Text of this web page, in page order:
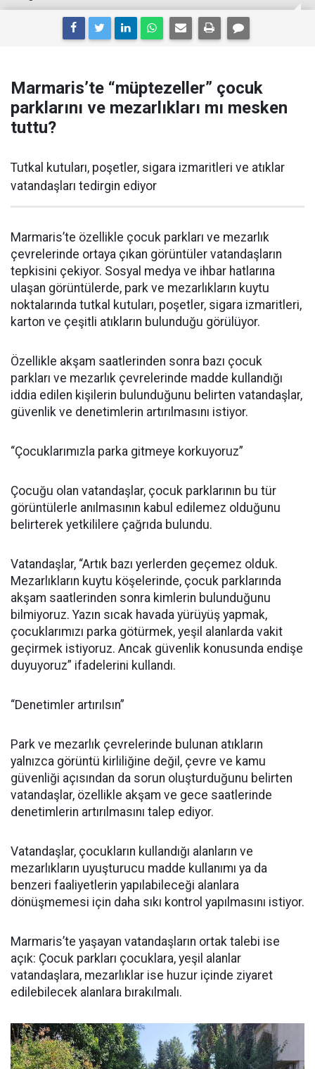
Marmaris’te “müptezeller” çocuk
parklarını ve mezarlıkları mı mesken
tuttu?
Tutkal kutuları, poşetler, sigara izmaritleri ve atıklar
vatandaşları tedirgin ediyor
Marmaris’te özellikle çocuk parkları ve mezarlık
çevrelerinde ortaya çıkan görüntüler vatandaşların
tepkisini çekiyor. Sosyal medya ve ihbar hatlarına
ulaşan görüntülerde, park ve mezarlıkların kuytu
noktalarında tutkal kutuları, poşetler, sigara izmaritleri,
karton ve çeşitli atıkların bulunduğu görülüyor.
Özellikle akşam saatlerinden sonra bazı çocuk
parkları ve mezarlık çevrelerinde madde kullandığı
iddia edilen kişilerin bulunduğunu belirten vatandaşlar,
güvenlik ve denetimlerin artırılmasını istiyor.
“Çocuklarımızla parka gitmeye korkuyoruz”
Çocuğu olan vatandaşlar, çocuk parklarının bu tür
görüntülerle anılmasının kabul edilemez olduğunu
belirterek yetkililere çağrıda bulundu.
Vatandaşlar, “Artık bazı yerlerden geçemez olduk.
Mezarlıkların kuytu köşelerinde, çocuk parklarında
akşam saatlerinden sonra kimlerin bulunduğunu
bilmiyoruz. Yazın sıcak havada yürüyüş yapmak,
çocuklarımızı parka götürmek, yeşil alanlarda vakit
geçirmek istiyoruz. Ancak güvenlik konusunda endişe
duyuyoruz” ifadelerini kullandı.
“Denetimler artırılsın”
Park ve mezarlık çevrelerinde bulunan atıkların
yalnızca görüntü kirliliğine değil, çevre ve kamu
güvenliği açısından da sorun oluşturduğunu belirten
vatandaşlar, özellikle akşam ve gece saatlerinde
denetimlerin artırılmasını talep ediyor.
Vatandaşlar, çocukların kullandığı alanların ve
mezarlıkların uyuşturucu madde kullanımı ya da
benzeri faaliyetlerin yapılabileceği alanlara
dönüşmemesi için daha sıkı kontrol yapılmasını istiyor.
Marmaris’te yaşayan vatandaşların ortak talebi ise
açık: Çocuk parkları çocuklara, yeşil alanlar
vatandaşlara, mezarlıklar ise huzur içinde ziyaret
edilebilecek alanlara bırakılmalı.